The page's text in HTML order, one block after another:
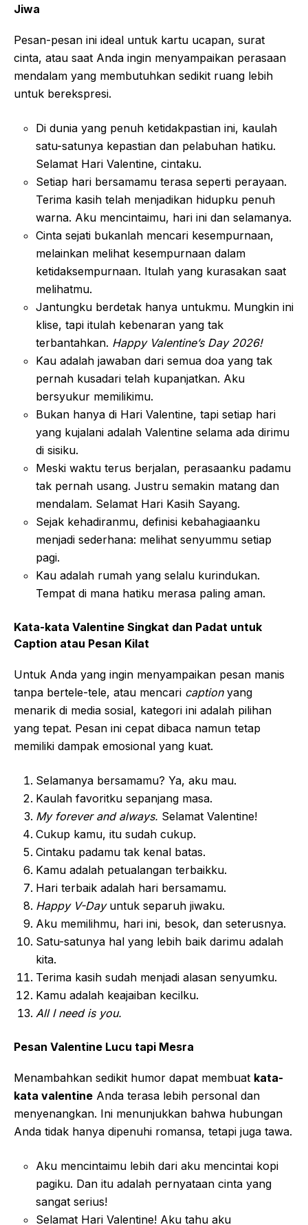
Jiwa
Pesan-pesan ini ideal untuk kartu ucapan, surat
cinta, atau saat Anda ingin menyampaikan perasaan
mendalam yang membutuhkan sedikit ruang lebih
untuk berekspresi.
Di dunia yang penuh ketidakpastian ini, kaulah
satu-satunya kepastian dan pelabuhan hatiku.
Selamat Hari Valentine, cintaku.
Setiap hari bersamamu terasa seperti perayaan.
Terima kasih telah menjadikan hidupku penuh
warna. Aku mencintaimu, hari ini dan selamanya.
Cinta sejati bukanlah mencari kesempurnaan,
melainkan melihat kesempurnaan dalam
ketidaksempurnaan. Itulah yang kurasakan saat
melihatmu.
Jantungku berdetak hanya untukmu. Mungkin ini
klise, tapi itulah kebenaran yang tak
terbantahkan. Happy Valentine’s Day 2026!
Kau adalah jawaban dari semua doa yang tak
pernah kusadari telah kupanjatkan. Aku
bersyukur memilikimu.
Bukan hanya di Hari Valentine, tapi setiap hari
yang kujalani adalah Valentine selama ada dirimu
di sisiku.
Meski waktu terus berjalan, perasaanku padamu
tak pernah usang. Justru semakin matang dan
mendalam. Selamat Hari Kasih Sayang.
Sejak kehadiranmu, definisi kebahagiaanku
menjadi sederhana: melihat senyummu setiap
pagi.
Kau adalah rumah yang selalu kurindukan.
Tempat di mana hatiku merasa paling aman.
Kata-kata Valentine Singkat dan Padat untuk
Caption atau Pesan Kilat
Untuk Anda yang ingin menyampaikan pesan manis
tanpa bertele-tele, atau mencari captionyang
menarik di media sosial, kategori ini adalah pilihan
yang tepat. Pesan ini cepat dibaca namun tetap
memiliki dampak emosional yang kuat.
Selamanya bersamamu? Ya, aku mau.
Kaulah favoritku sepanjang masa.
My forever and always. Selamat Valentine!
Cukup kamu, itu sudah cukup.
Cintaku padamu tak kenal batas.
Kamu adalah petualangan terbaikku.
Hari terbaik adalah hari bersamamu.
Happy V-Dayuntuk separuh jiwaku.
Aku memilihmu, hari ini, besok, dan seterusnya.
Satu-satunya hal yang lebih baik darimu adalah
kita.
Terima kasih sudah menjadi alasan senyumku.
Kamu adalah keajaiban kecilku.
All I need is you.
Pesan Valentine Lucu tapi Mesra
Menambahkan sedikit humor dapat membuat kata-
kata valentine Anda terasa lebih personal dan
menyenangkan. Ini menunjukkan bahwa hubungan
Anda tidak hanya dipenuhi romansa, tetapi juga tawa.
Aku mencintaimu lebih dari aku mencintai kopi
pagiku. Dan itu adalah pernyataan cinta yang
sangat serius!
Selamat Hari Valentine! Aku tahu aku